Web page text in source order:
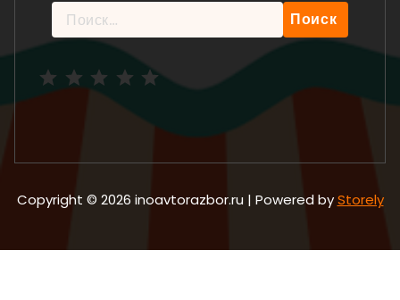
Найти:
Copyright © 2026 inoavtorazbor.ru | Powered byStorely